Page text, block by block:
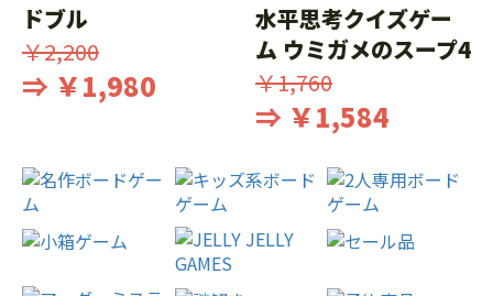
ドブル
￥2,200
⇒ ￥1,980
水平思考クイズゲー
ム ウミガメのスープ4
￥1,760
⇒ ￥1,584